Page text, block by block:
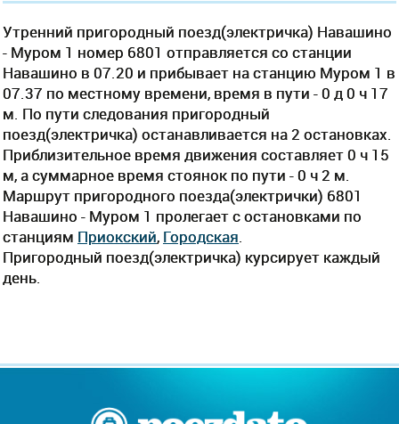
Утренний пригородный поезд(электричка) Навашино
- Муром 1 номер 6801 отправляется со станции
Навашино в 07.20 и прибывает на станцию Муром 1 в
07.37 по местному времени, время в пути - 0 д 0 ч 17
м. По пути следования пригородный
поезд(электричка) останавливается на 2 остановках.
Приблизительное время движения составляет 0 ч 15
м, а суммарное время стоянок по пути - 0 ч 2 м.
Маршрут пригородного поезда(электрички) 6801
Навашино - Муром 1 пролегает c остановками по
станциям Приокский, Городская
Пригородный поезд(электричка) курсирует каждый
день.